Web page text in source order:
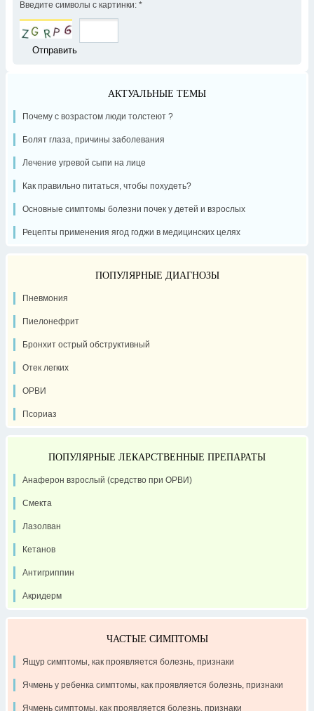
Введите символы с картинки: *
АКТУАЛЬНЫЕ ТЕМЫ
Почему с возрастом люди толстеют ?
Болят глаза, причины заболевания
Лечение угревой сыпи на лице
Как правильно питаться, чтобы похудеть?
Основные симптомы болезни почек у детей и взрослых
Рецепты применения ягод годжи в медицинских целях
ПОПУЛЯРНЫЕ ДИАГНОЗЫ
Пневмония
Пиелонефрит
Бронхит острый обструктивный
Отек легких
ОРВИ
Псориаз
ПОПУЛЯРНЫЕ ЛЕКАРСТВЕННЫЕ ПРЕПАРАТЫ
Анаферон взрослый (средство при ОРВИ)
Смекта
Лазолван
Кетанов
Антигриппин
Акридерм
ЧАСТЫЕ СИМПТОМЫ
Ящур симптомы, как проявляется болезнь, признаки
Ячмень у ребенка симптомы, как проявляется болезнь, признаки
Ячмень симптомы, как проявляется болезнь, признаки